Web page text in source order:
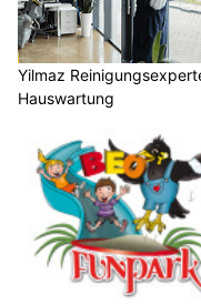
Yilmaz
Hauswartung